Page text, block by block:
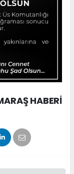
HABERİ